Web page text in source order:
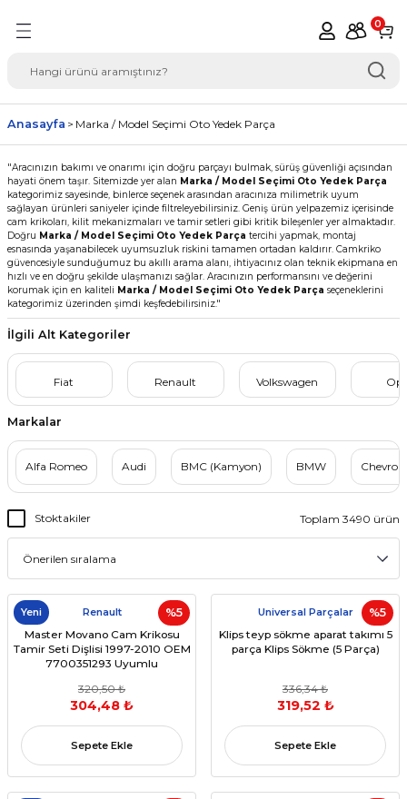
Seçimi Oto Yedek
0
Anasayfa Marka / Model Seçimi Oto Yedek Parça
"Aracınızın bakımı ve onarımı için doğru parçayı bulmak, sürüş güvenliği açısından
hayati önem taşır. Sitemizde yer alan Marka / Model Seçimi Oto Yedek Parça
kategorimiz sayesinde, binlerce seçenek arasından aracınıza milimetrik uyum
sağlayan ürünleri saniyeler içinde filtreleyebilirsiniz. Geniş ürün yelpazemiz içerisinde
cam krikoları, kilit mekanizmaları ve tamir setleri gibi kritik bileşenler yer almaktadır.
Doğru Marka / Model Seçimi Oto Yedek Parça tercihi yapmak, montaj
esnasında yaşanabilecek uyumsuzluk riskini tamamen ortadan kaldırır. Camkriko
güvencesiyle sunduğumuz bu akıllı arama alanı, ihtiyacınız olan teknik ekipmana en
hızlı ve en doğru şekilde ulaşmanızı sağlar. Aracınızın performansını ve değerini
korumak için en kaliteli Marka / Model Seçimi Oto Yedek Parça seçeneklerini
kategorimiz üzerinden şimdi keşfedebilirsiniz."
İlgili Alt Kategoriler
Fiat Renault Volkswagen
Markalar
Alfa Romeo Audi BMC (Kamyon) BMW
Stoktakiler Toplam 3490 ürün
%5
Yeni Renault
Master Movano Cam Krikosu
Tamir Seti Dişlisi 1997-2010 OEM
7700351293 Uyumlu
320,50 ₺
304,48 ₺
Sepete Ekle
%5
Universal Parçalar
Klips teyp sökme aparat takımı 5
parça Klips Sökme (5 Parça)
336,34 ₺
319,52 ₺
Sepete Ekle